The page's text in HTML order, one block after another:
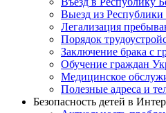
Выезд из
Легализация
Порядок
Заключение брака с
Обучение граждан
Медицинское
Полезные адреса и
Безопасность детей в